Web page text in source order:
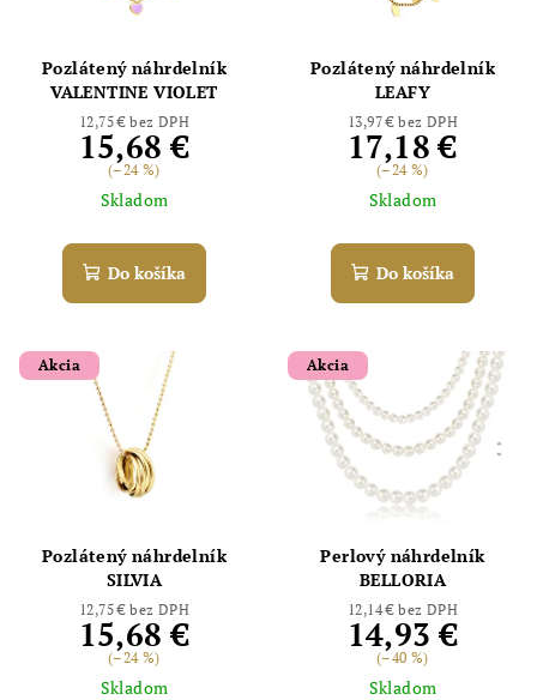
Pozlátený náhrdelník
VALENTINE VIOLET
12,75 € bez DPH
15,68 €
(–24 %)
Skladom
Do košíka
Pozlátený náhrdelník
LEAFY
13,97 € bez DPH
17,18 €
(–24 %)
Skladom
Do košíka
Akcia
Pozlátený náhrdelník
SILVIA
12,75 € bez DPH
15,68 €
(–24 %)
Skladom
Akcia
Perlový náhrdelník
BELLORIA
12,14 € bez DPH
14,93 €
(–40 %)
Skladom